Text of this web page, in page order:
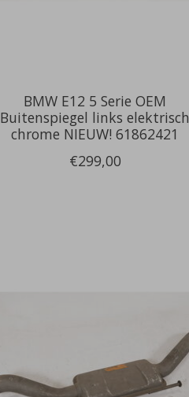
BMW E12 5 Serie OEM
Buitenspiegel links elektrisch
chrome NIEUW! 61862421
€299,00